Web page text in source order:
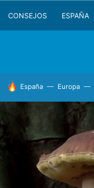
CONSEJOS ESPAÑA
HOY SE HABLA DE
España Europa